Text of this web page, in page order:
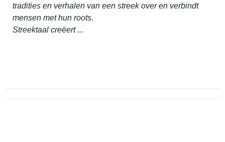
tradities en verhalen van een streek over en verbindt
mensen met hun roots.
Streektaal creëert ...